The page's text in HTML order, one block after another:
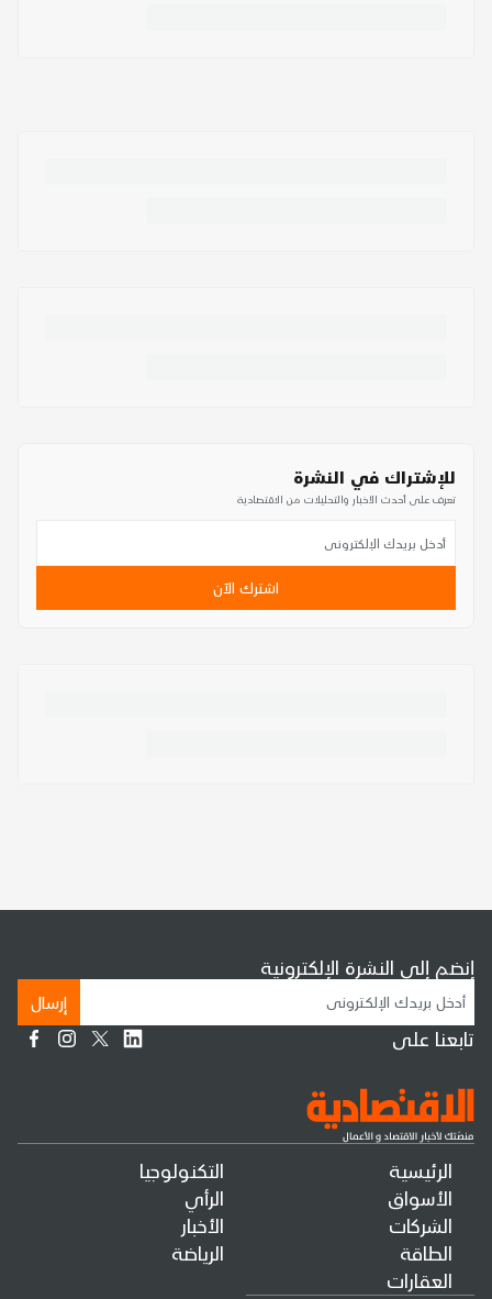
للإشتراك في النشرة
تعرف على أحدث الأخبار والتحليلات من الاقتصادية
اشترك الآن
الرئيسية
الأسواق
الشركات
الطاقة
العقارات
التكنولوجيا
الرأي
الأخبار
الرياضة
إنضم إلى النشرة الإلكترونية
إرسال
تابعنا على